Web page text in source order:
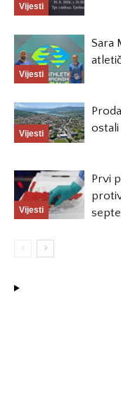
Vijesti
Vijesti
Sara
Vijesti
ostali
Vijesti
Prvi